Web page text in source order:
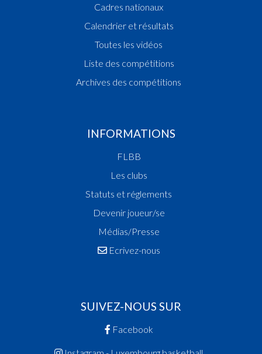
Cadres nationaux
Calendrier et résultats
Toutes les vidéos
Liste des compétitions
Archives des compétitions
INFORMATIONS
FLBB
Les clubs
Statuts et réglements
Devenir joueur/se
Médias/Presse
Ecrivez-nous
SUIVEZ-NOUS SUR
Facebook